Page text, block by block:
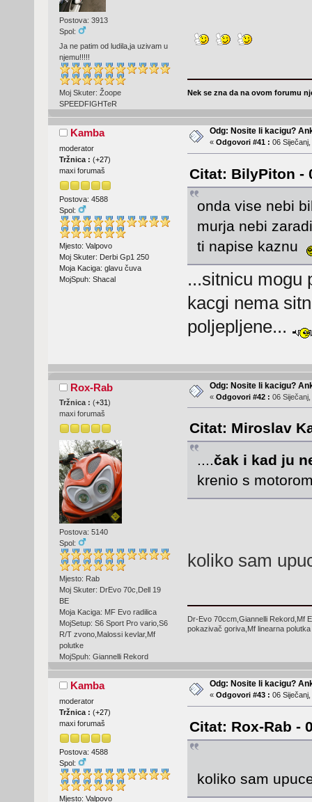
Postova: 3913
Spol:
Ja ne patim od ludila,ja uzivam u
njemu!!!!!
Moj Skuter: Žoope
SPEEDFIGHTeR
Nek se zna da na ovom forumu
Kamba
moderator
Tržnica : (+27)
maxi forumaš
Postova: 4588
Spol:
Mjesto: Valpovo
Moj Skuter: Derbi Gp1 250
Moja Kaciga: glavu čuva
MojSpuh: Shacal
Odg: Nosite li kacigu?
« Odgovori #41 : 06
Citat: BilyPiton -
onda vise nebi
murja nebi
ti napise kaznu
...sitnicu mogu
kacgi nema
poljepljene...
Rox-Rab
Tržnica : (+31)
maxi forumaš
Postova: 5140
Spol:
Mjesto: Rab
Moj Skuter: DrEvo 70c,Dell 19
BE
Moja Kaciga: MF Evo radilica
MojSetup: S6 Sport Pro vario,S6
R/T zvono,Malossi kevlar,Mf
polutke
MojSpuh: Giannelli Rekord
Odg: Nosite li kacigu?
« Odgovori #42 : 06
Citat: Miroslav
....čak i kad ju
krenio s
koliko sam
Dr-Evo 70ccm,Giannelli Rekord,Mf
pokazivač goriva,Mf linearna polutka
Kamba
moderator
Tržnica : (+27)
maxi forumaš
Postova: 4588
Spol:
Mjesto: Valpovo
Odg: Nosite li kacigu?
« Odgovori #43 : 06
Citat: Rox-Rab -
koliko sam